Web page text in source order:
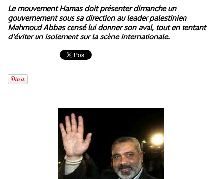
Le mouvement Hamas doit présenter dimanche un
gouvernement sous sa direction au leader palestinien
Mahmoud Abbas censé lui donner son aval, tout en tentant
d'éviter un isolement sur la scène internationale.